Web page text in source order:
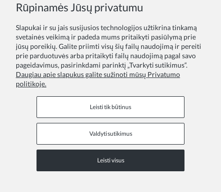
Siųsti
Rūpinamės Jūsų privatumu
Slapukai ir su jais susijusios technologijos užtikrina tinkamą
svetainės veikimą ir padeda mums pritaikyti pasiūlymą prie
jūsų poreikių. Galite priimti visų šių failų naudojimą ir pereiti
prie parduotuvės arba pritaikyti failų naudojimą pagal savo
pageidavimus, pasirinkdami parinktį „Tvarkyti sutikimus“.
Daugiau apie slapukus galite sužinoti mūsų Privatumo
politikoje.
Leisti tik būtinus
Valdyti sutikimus
Leisti visus